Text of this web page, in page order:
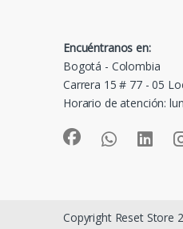
Encuéntranos en:
Bogotá - Colombia
Carrera 15 # 77 - 05
Horario de atención:
Copyright Reset Store